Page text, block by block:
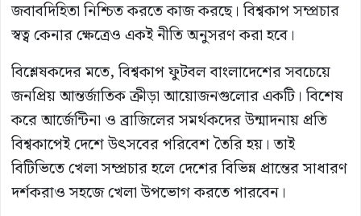
জবাবদিহিতা নিশ্চিত করতে কাজ করছে। বিশ্বকাপ সম্প্রচার
স্বত্ব কেনার ক্ষেত্রেও একই নীতি অনুসরণ করা হবে।
বিশ্লেষকদের মতে, বিশ্বকাপ ফুটবল বাংলাদেশের সবচেয়ে
জনপ্রিয় আন্তর্জাতিক ক্রীড়া আয়োজনগুলোর একটি। বিশেষ
করে আর্জেন্টিনা ও ব্রাজিলের সমর্থকদের উন্মাদনায় প্রতি
বিশ্বকাপেই দেশে উৎসবের পরিবেশ তৈরি হয়। তাই
বিটিভিতে খেলা সম্প্রচার হলে দেশের বিভিন্ন প্রান্তের সাধারণ
দর্শকরাও সহজে খেলা উপভোগ করতে পারবেন।